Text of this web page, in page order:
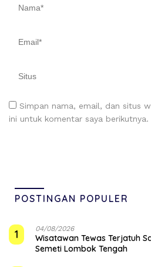
Simpan nama, email, dan situs
ini untuk komentar saya berikutnya.
POSTINGAN POPULER
1 04/08/2026
Wisatawan Tewas Terjatuh
Semeti Lombok Tengah